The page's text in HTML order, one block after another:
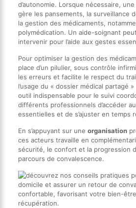
d’autonomie. Lorsque nécessaire,
gère les pansements, la surveillance
la gestion des médicaments,
polymédication. Un aide-soignant
intervenir pour l’aide aux gestes
Pour optimiser la gestion des
place d’un pilulier, sous contrôle
les erreurs et facilite le respect du
l’usage du « dossier médical partagé
outil indispensable pour le suivi
différents professionnels d’accéder
essentielles et de s’ajuster en temps
En s’appuyant sur une organisation
ces acteurs travaille en
sécurité, le confort et la progression
parcours de convalescence.